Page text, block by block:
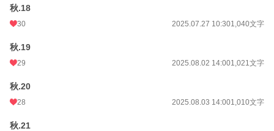
秋.18
30 2025.07.27 10:301,040文字
秋.19
29 2025.08.02 14:001,021文字
秋.20
28 2025.08.03 14:001,010文字
秋.21